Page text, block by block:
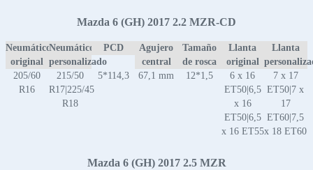
Mazda 6 (GH) 2017 2.2 MZR-CD
Neumático
original
Neumático
personalizado
PCD
Agujero
central
Tamaño
de rosca
Llanta
original
Llanta
205/60
R16
215/50
R17|225/45
R18
5*114,3 67,1 mm 12*1,5
6 x 16
ET50|6,5
x 16
ET50|6,5
x 16 ET55
7 x 17
ET50|7 x
17
ET60|7,5
x 18 ET60
Mazda 6 (GH) 2017 2.5 MZR